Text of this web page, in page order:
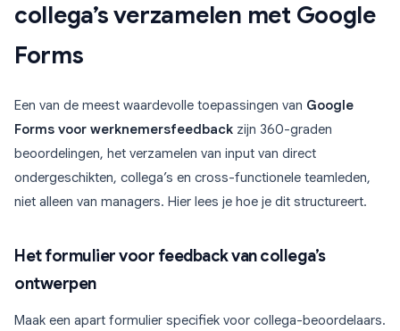
collega’s verzamelen met Google
Forms
Een van de meest waardevolle toepassingen van Google
Forms voor werknemersfeedback zijn 360-graden
beoordelingen, het verzamelen van input van direct
ondergeschikten, collega’s en cross-functionele teamleden,
niet alleen van managers. Hier lees je hoe je dit structureert.
Het formulier voor feedback van collega’s
ontwerpen
Maak een apart formulier specifiek voor collega-beoordelaars.